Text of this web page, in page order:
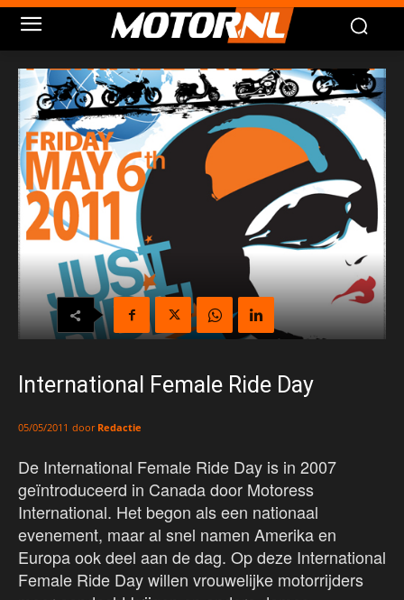
International Female Ride Day
05/05/2011 door Redactie
De International Female Ride Day is in 2007
geïntroduceerd in Canada door Motoress
International. Het begon als een nationaal
evenement, maar al snel namen Amerika en
Europa ook deel aan de dag. Op deze International
Female Ride Day willen vrouwelijke motorrijders